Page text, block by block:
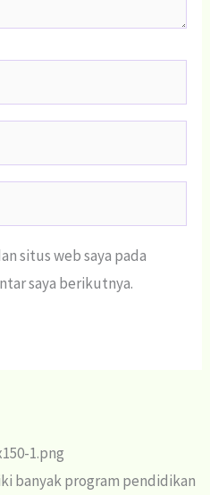
situs web saya pada
saya berikutnya.
banyak program pendidikan